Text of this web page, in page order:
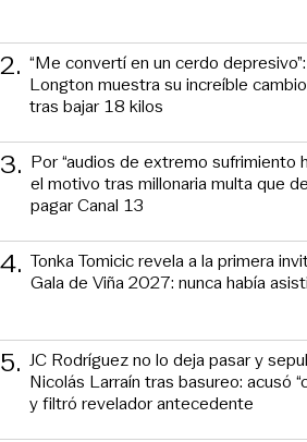
2. “Me convertí en un cerdo
Longton muestra su increíble
tras bajar 18 kilos
3. Por “audios de extremo sufrimiento
el motivo tras millonaria multa que
pagar Canal 13
4. Tonka Tomicic revela a la primera
Gala de Viña 2027: nunca había
5. JC Rodríguez no lo deja pasar y
Nicolás Larraín tras basureo: acusó
y filtró revelador antecedente